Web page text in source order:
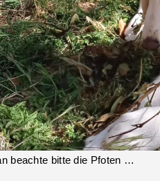
beachte bitte die Pfoten …